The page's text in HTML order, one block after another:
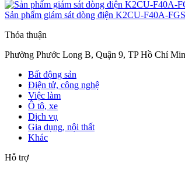
Sản phẩm giám sát dòng điện K2CU-F40A-
Thỏa thuận
Phường Phước Long B, Quận 9, TP Hồ Chí
Bất động sản
Điện tử, công nghệ
Việc làm
Ô tô, xe
Dịch vụ
Gia dụng, nội thất
Khác
Hỗ trợ